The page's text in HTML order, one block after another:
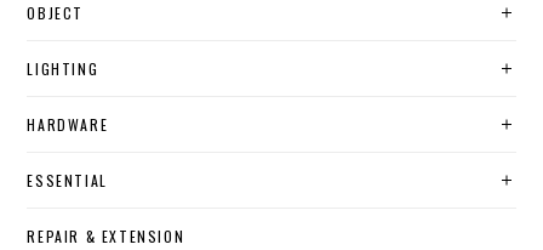
OBJECT
LIGHTING
HARDWARE
ESSENTIAL
REPAIR & EXTENSION